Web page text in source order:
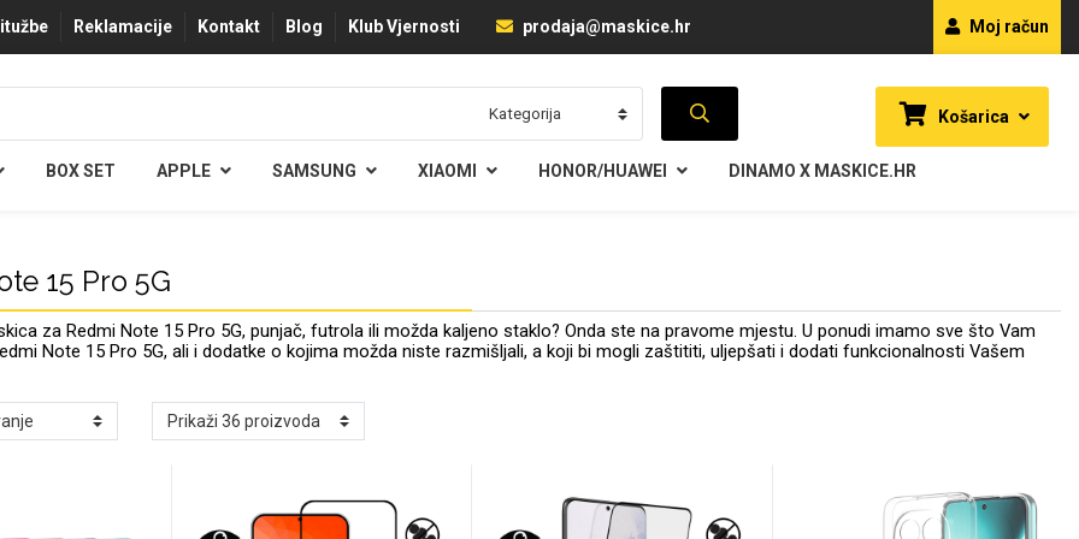
Reklamacije Kontakt Blog Klub Vjernosti prodaja@maskice.hr Moj račun
Košarica
BOX SET APPLE SAMSUNG XIAOMI HONOR/HUAWEI DINAMO X MASKICE.HR
15 Pro 5G
za Redmi Note 15 Pro 5G, punjač, futrola ili možda kaljeno staklo? Onda ste na pravome mjestu. U ponudi imamo sve što Vam
Note 15 Pro 5G, ali i dodatke o kojima možda niste razmišljali, a koji bi mogli zaštititi, uljepšati i dodati funkcionalnosti Vašem